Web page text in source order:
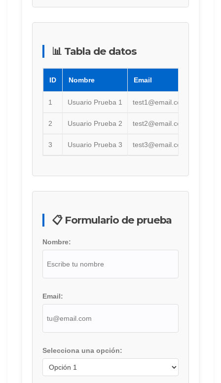
📊 Tabla de datos
ID Nombre Email
1 Usuario Prueba 1 test1@email.com
2 Usuario Prueba 2 test2@email.com
3 Usuario Prueba 3 test3@email.com
📋 Formulario de prueba
Nombre:
Email:
Selecciona una opción: